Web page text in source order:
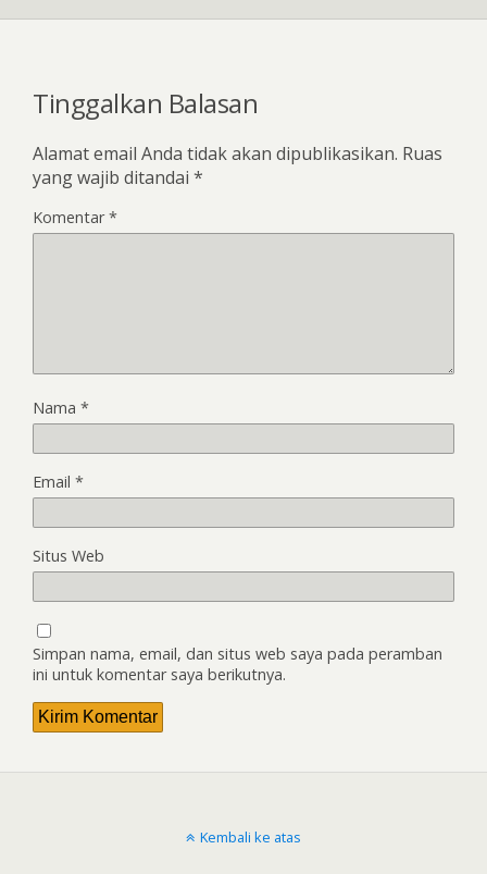
Tinggalkan Balasan
Alamat email Anda tidak akan dipublikasikan. Ruas
yang wajib ditandai *
Komentar*
Nama *
Email *
Situs Web
Simpan nama, email, dan situs web saya pada peramban
ini untuk komentar saya berikutnya.
Kembali ke atas